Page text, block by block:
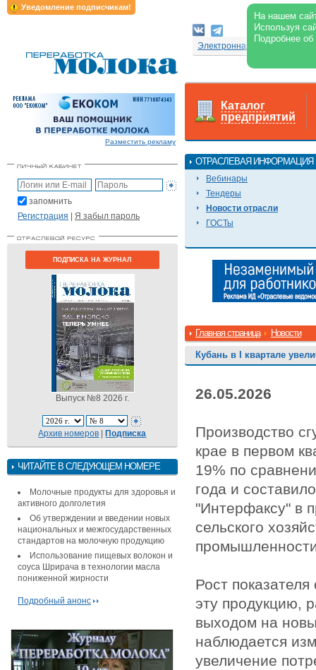
Уведомление подписчикам!
На нашем
Используя
Подробнее
Электронная версия
Разместить рекламу
запомнить
Регистрация | Я забыл пароль
ПОДПИСКА НА ЖУРНАЛ
Выпуск №8 2026 г.
Архив номеров |Подписка
ЧИТАЙТЕ В СЛЕДУЮЩЕМ НОМЕРЕ
Молочные продукты для здоровья и
активного долголетия
Об утверждении и введении новых
национальных и межгосударственных
стандартов на молочную продукцию
Использование пищевых волокон и
соуса Шрирача в технологии масла
пониженной жирности
Подробный анонс
Каталог
предприятий
ОТРАСЛЕВАЯ ИНФОРМАЦИЯ
Вебинары
Тендеры
Новости отрасли
ГОСТы
Главная страница Новости
Кубань в I квартале
26.05.2026
Производство
крае в первом
19% по
года и
"Интерфаксу" в
сельского
Рост
эту продукцию,
выходом на
наблюдается
увеличение